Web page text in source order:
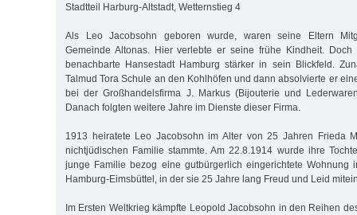
Stadtteil Harburg-Altstadt, Wetternstieg 4
Als Leo Jacobsohn geboren wurde, waren seine Eltern
Gemeinde Altonas. Hier verlebte er seine frühe Kindheit.
benachbarte Hansestadt Hamburg stärker in sein Blickfeld.
Talmud Tora Schule an den Kohlhöfen und dann absolvierte er
bei der Großhandelsfirma J. Markus (Bijouterie und
Danach folgten weitere Jahre im Dienste dieser Firma.
1913 heiratete Leo Jacobsohn im Alter von 25 Jahren Frieda
nichtjüdischen Familie stammte. Am 22.8.1914 wurde ihre
junge Familie bezog eine gutbürgerlich eingerichtete Wohnung
Hamburg-Eimsbüttel, in der sie 25 Jahre lang Freud und Leid
Im Ersten Weltkrieg kämpfte Leopold Jacobsohn in den Reihen